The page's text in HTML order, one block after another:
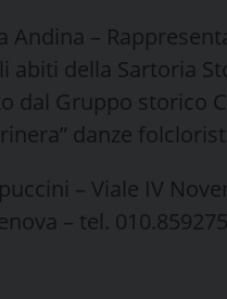
Andina –
abiti della Sartoria
dal Gruppo storico
danze
– Viale IV
– tel.